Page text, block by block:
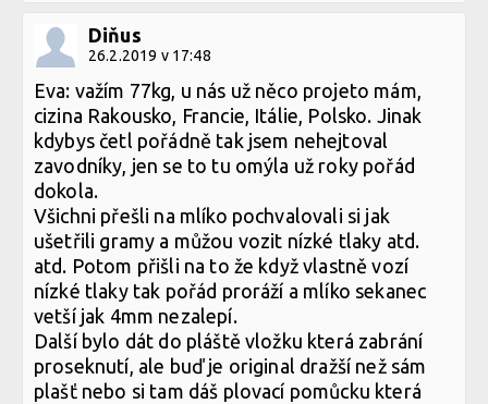
Diňus
26.2.2019 v 17:48
Eva: važím 77kg, u nás už něco projeto mám,
cizina Rakousko, Francie, Itálie, Polsko. Jinak
kdybys četl pořádně tak jsem nehejtoval
zavodníky, jen se to tu omýla už roky pořád
dokola.
Všichni přešli na mlíko pochvalovali si jak
ušetřili gramy a můžou vozit nízké tlaky atd.
atd. Potom přišli na to že když vlastně vozí
nízké tlaky tak pořád proráží a mlíko sekanec
vetší jak 4mm nezalepí.
Další bylo dát do pláště vložku která zabrání
proseknutí, ale buď je original dražší než sám
plašť nebo si tam dáš plovací pomůcku která